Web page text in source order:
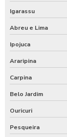
Igarassu
Abreu e Lima
Ipojuca
Araripina
Carpina
Belo Jardim
Ouricuri
Pesqueira